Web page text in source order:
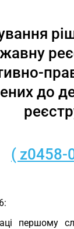
до
( z0458-
першому